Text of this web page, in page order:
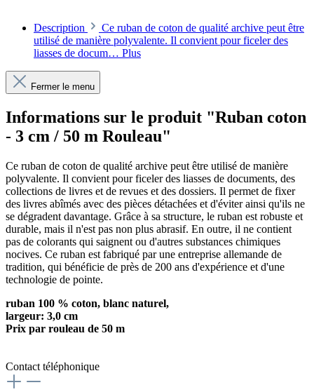
Description
Ce ruban de coton de qualité archive peut être
utilisé de manière polyvalente. Il convient pour ficeler des
liasses de docum… Plus
Fermer le menu
Informations sur le produit "Ruban coton
- 3 cm / 50 m Rouleau"
Ce ruban de coton de qualité archive peut être utilisé de manière
polyvalente. Il convient pour ficeler des liasses de documents, des
collections de livres et de revues et des dossiers. Il permet de fixer
des livres abîmés avec des pièces détachées et d'éviter ainsi qu'ils ne
se dégradent davantage. Grâce à sa structure, le ruban est robuste et
durable, mais il n'est pas non plus abrasif. En outre, il ne contient
pas de colorants qui saignent ou d'autres substances chimiques
nocives. Ce ruban est fabriqué par une entreprise allemande de
tradition, qui bénéficie de près de 200 ans d'expérience et d'une
technologie de pointe.
ruban 100 % coton, blanc naturel,
largeur: 3,0 cm
Prix par rouleau de 50 m
Contact téléphonique